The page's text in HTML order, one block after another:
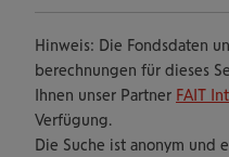
Hinweis: Die Fondsdaten
berechnungen für dieses
Ihnen unser Partner FAIT
Verfügung.
Die Suche ist anonym und